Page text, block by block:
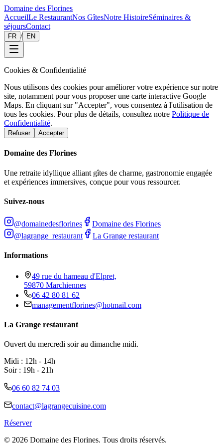
Domaine des Florines
AccueilLe RestaurantNos GîtesNotre HistoireSéminaires &
séjoursContact
FR / EN
Cookies & Confidentialité
Nous utilisons des cookies pour améliorer votre expérience sur notre
site, notamment pour vous proposer une carte interactive Google
Maps. En cliquant sur "Accepter", vous consentez à l'utilisation de
tous les cookies. Pour plus de détails, consultez notre Politique de
Confidentialité.
Refuser Accepter
Domaine des Florines
Une retraite idyllique alliant gîtes de charme, gastronomie engagée
et expériences immersives, conçue pour vous ressourcer.
Suivez-nous
@domainedesflorines
Domaine des Florines
@lagrange_restaurant
La Grange restaurant
Informations
49 rue du hameau d'Elpret,
59870 Marchiennes
06 42 80 81 62
managementflorines@hotmail.com
La Grange restaurant
Ouvert du mercredi soir au dimanche midi.
Midi : 12h - 14h
Soir : 19h - 21h
06 60 82 74 03
contact@lagrangecuisine.com
Réserver
© 2026 Domaine des Florines. Tous droits réservés.